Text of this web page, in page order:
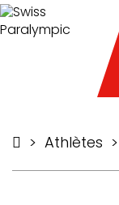
> Athlètes >